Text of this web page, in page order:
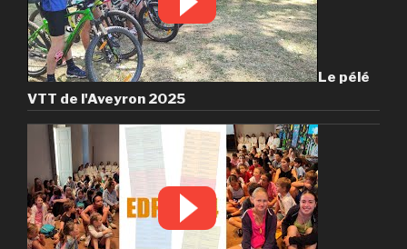
Le pélé
VTT de l'Aveyron 2025